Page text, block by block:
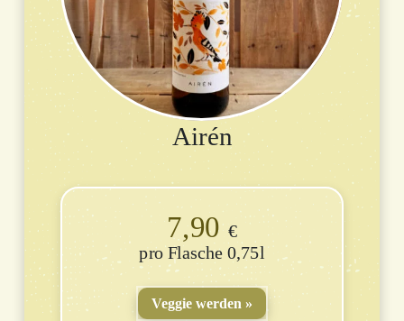
Airén
7,90 €
Flasche 0,75l
Veggie werden